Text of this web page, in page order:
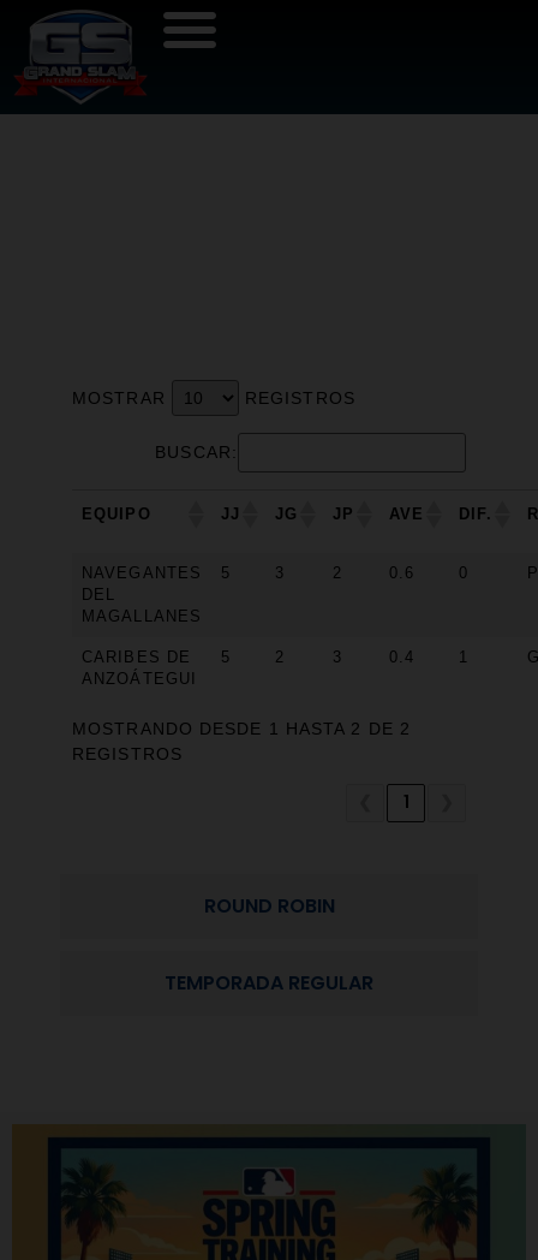
ROUND ROBIN
TEMPORADA REGULAR
MOSTRAR REGISTROS
BUSCAR:
EQUIPO JJ JG JP AVE DIF.
NAVEGANTES
DEL
MAGALLANES
5 3 2 0.6 0
CARIBES DE
ANZOÁTEGUI
5 2 3 0.4 1
MOSTRANDO DESDE 1 HASTA 2 DE 2
REGISTROS
1